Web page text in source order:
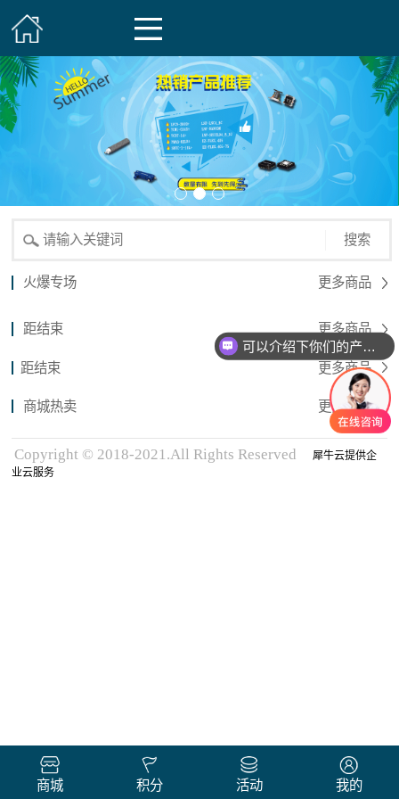
搜索
火爆专场 更多商品
距结束 更多商品
距结束 更多商品
商城热卖 更多商品
Copyright © 2018-2021.All Rights Reserved
犀牛云提供企
业云服务
商城 积分 活动 我的